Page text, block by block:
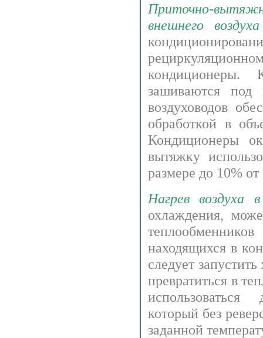
Приточно-
внешнего воздуха
кондиционеры.
зашиваются
воздуховодов
обработкой в
Кондиционеры
вытяжку
размере до 10%
Нагрев воздуха
охлаждения,
находящихся в
следует
превратиться в
использоваться
который без
заданной